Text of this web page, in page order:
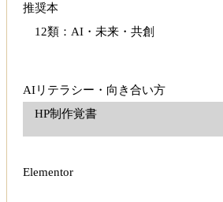
推奨本
12類：AI・未来・共創
AIリテラシー・向き合い方
HP制作覚書
Elementor